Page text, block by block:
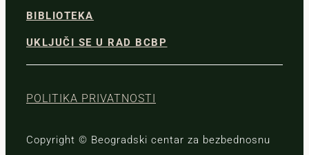
BIBLIOTEKA
UKLJUČI SE U RAD BCBP
POLITIKA PRIVATNOSTI
Copyright © Beogradski centar za bezbednosnu